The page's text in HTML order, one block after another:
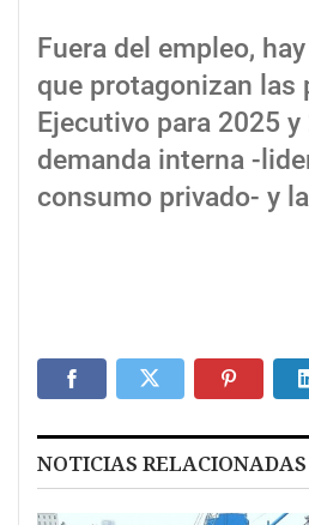
Fuera del empleo,
que protagonizan las
Ejecutivo para 2025
demanda interna -
consumo privado- y
NOTICIAS RELACIONADAS